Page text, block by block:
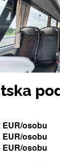
EUR/osobu
EUR/osobu
EUR/osobu